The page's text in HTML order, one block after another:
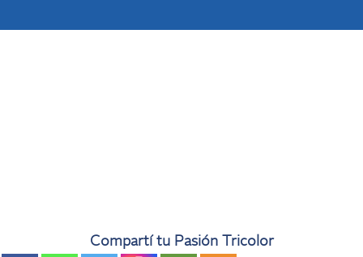
Compartí tu Pasión Tricolor